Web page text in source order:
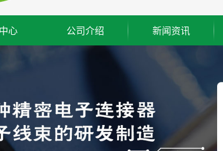
心
连接器--公座
连接器--牛角
连接器--WAFER
连接器
公司介绍
经营理念
组织架构
荣誉资质
新闻资讯
公司新闻
技术知识